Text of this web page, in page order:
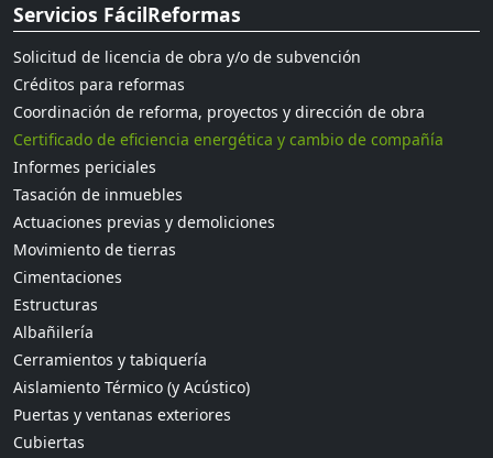
Servicios FácilReformas
Solicitud de licencia de obra y/o de subvención
Créditos para reformas
Coordinación de reforma, proyectos y dirección de obra
Certificado de eficiencia energética y cambio de compañía
Informes periciales
Tasación de inmuebles
Actuaciones previas y demoliciones
Movimiento de tierras
Cimentaciones
Estructuras
Albañilería
Cerramientos y tabiquería
Aislamiento Térmico (y Acústico)
Puertas y ventanas exteriores
Cubiertas